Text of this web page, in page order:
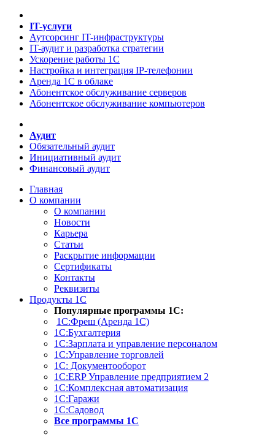
IT-услуги
Аутсорсинг IT-инфраструктуры
IT-аудит и разработка стратегии
Ускорение работы 1С
Настройка и интеграция IP-телефонии
Аренда 1С в облаке
Абонентское обслуживание серверов
Абонентское обслуживание компьютеров
Аудит
Обязательный аудит
Инициативный аудит
Финансовый аудит
Главная
О компании
О компании
Новости
Карьера
Статьи
Раскрытие информации
Сертификаты
Контакты
Реквизиты
Продукты 1С
Популярные программы 1С:
1С:Фреш (Аренда 1С)
1С:Бухгалтерия
1С:Зарплата и управление персоналом
1С:Управление торговлей
1С: Документооборот
1С:ERP Управление предприятием 2
1С:Комплексная автоматизация
1С:Гаражи
1С:Садовод
Все программы 1С